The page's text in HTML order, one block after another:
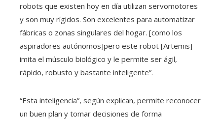
robots que existen hoy en día utilizan servomotores
y son muy rígidos. Son excelentes para automatizar
fábricas o zonas singulares del hogar. [como los
aspiradores autónomos]pero este robot [Artemis]
imita el músculo biológico y le permite ser ágil,
rápido, robusto y bastante inteligente”.
“Esta inteligencia”, según explican, permite reconocer
un buen plan y tomar decisiones de forma